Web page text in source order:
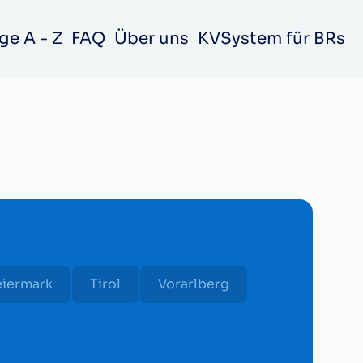
A - Z FAQ Über uns KVSystem für BRs
Tirol Vorarlberg